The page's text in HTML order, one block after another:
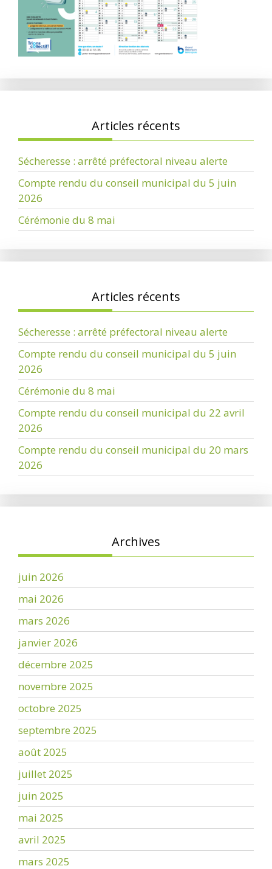
Articles récents
Sécheresse : arrêté préfectoral niveau alerte
Compte rendu du conseil municipal du 5 juin
2026
Cérémonie du 8 mai
Articles récents
Sécheresse : arrêté préfectoral niveau alerte
Compte rendu du conseil municipal du 5 juin
2026
Cérémonie du 8 mai
Compte rendu du conseil municipal du 22 avril
2026
Compte rendu du conseil municipal du 20 mars
2026
Archives
juin 2026
mai 2026
mars 2026
janvier 2026
décembre 2025
novembre 2025
octobre 2025
septembre 2025
août 2025
juillet 2025
juin 2025
mai 2025
avril 2025
mars 2025